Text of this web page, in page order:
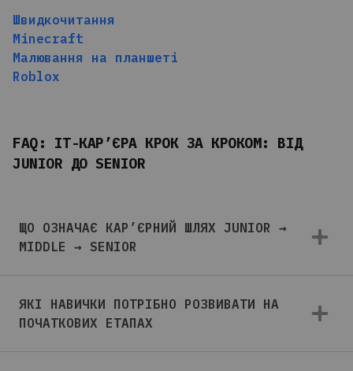
Швидкочитання
Minecraft
Малювання на планшеті
Roblox
FAQ: ІТ-КАР’ЄРА КРОК ЗА КРОКОМ: ВІД
JUNIOR ДО SENIOR
ЩО ОЗНАЧАЄ КАР’ЄРНИЙ ШЛЯХ JUNIOR →
MIDDLE → SENIOR
ЯКІ НАВИЧКИ ПОТРІБНО РОЗВИВАТИ НА
ПОЧАТКОВИХ ЕТАПАХ